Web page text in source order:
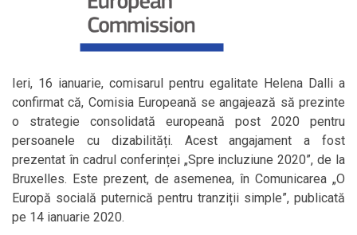
Ieri, 16 ianuarie, comisarul pentru egalitate Helena Dalli a
confirmat că, Comisia Europeană se angajează să prezinte
o strategie consolidată europeană post 2020 pentru
persoanele cu dizabilități. Acest angajament a fost
prezentat în cadrul conferinței „Spre incluziune 2020”, de la
Bruxelles. Este prezent, de asemenea, în Comunicarea „O
Europă socială puternică pentru tranziții simple”, publicată
pe 14 ianuarie 2020.